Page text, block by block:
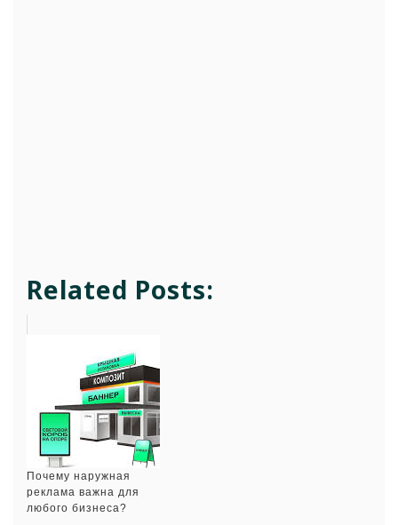
Related Posts:
Почему наружная
реклама важна для
любого бизнеса?